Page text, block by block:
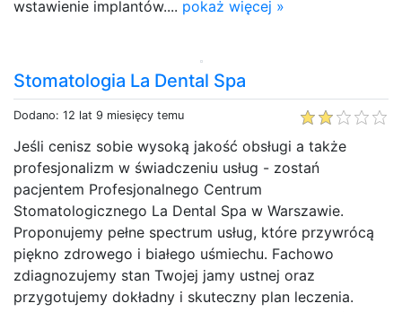
wstawienie implantów.... pokaż więcej »
Stomatologia La Dental Spa
Dodano: 12 lat 9 miesięcy temu
Jeśli cenisz sobie wysoką jakość obsługi a także
profesjonalizm w świadczeniu usług - zostań
pacjentem Profesjonalnego Centrum
Stomatologicznego La Dental Spa w Warszawie.
Proponujemy pełne spectrum usług, które przywrócą
piękno zdrowego i białego uśmiechu. Fachowo
zdiagnozujemy stan Twojej jamy ustnej oraz
przygotujemy dokładny i skuteczny plan leczenia.